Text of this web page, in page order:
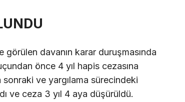
davanın karar duruşmasında
önce 4 yıl hapis cezasına
sonraki ve yargılama sürecindeki
ve ceza 3 yıl 4 aya düşürüldü.